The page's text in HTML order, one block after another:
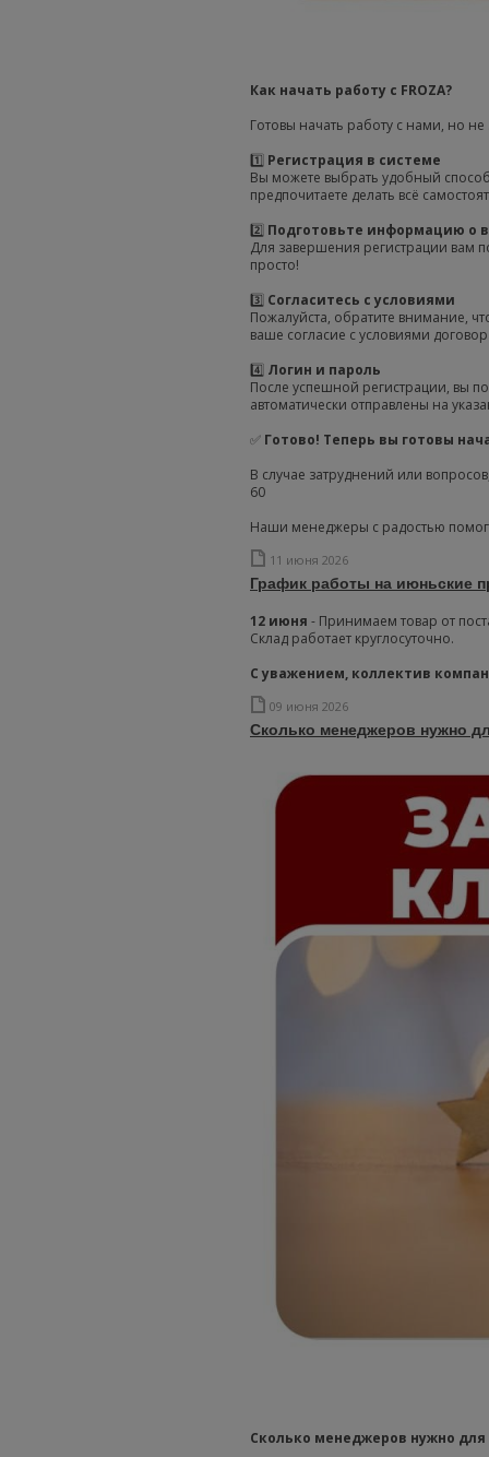
Как начать работу с FROZA?
Готовы начать работу с нами, но
1️⃣ Регистрация в системе
Вы можете выбрать удобный
предпочитаете делать всё
2️⃣ Подготовьте информацию о
Для завершения регистрации вам
просто!
3️⃣ Согласитесь с условиями
Пожалуйста, обратите внимание,
ваше согласие с условиями
4️⃣ Логин и пароль
После успешной регистрации, вы
автоматически отправлены на
✅ Готово! Теперь вы готовы
В случае затруднений или
60
Наши менеджеры с радостью
11 июня 2026
График работы на июньские
12 июня - Принимаем товар от
Склад работает круглосуточно.
С уважением, коллектив
09 июня 2026
Сколько менеджеров нужно
Сколько менеджеров нужно для